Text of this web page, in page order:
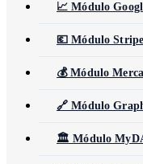
📈 Módulo
💶 Módulo
💰 Módulo
🔗 Módulo
🏛️ Módulo